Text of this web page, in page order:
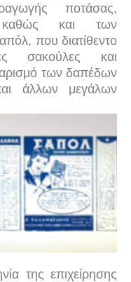
ποτάσας,
καθώς και των
που διατίθεντο
σακούλες και
των δαπέδων
άλλων μεγάλων
της επιχείρησης